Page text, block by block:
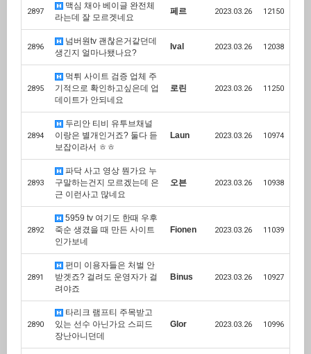
2897
맥심 채아 베이글 완전체
라는데 잘 모르겟네요
페르 2023.03.26 12150
2896
넘버원tv 괜찮은거같던데
생긴지 얼마나됐나요?
Ival 2023.03.26 12038
2895
먹튀 사이트 검증 업체 주
기적으로 확인하고싶은데 업
데이트가 안되네요
로린 2023.03.26 11250
2894
두리안 티비 유투브채널
이랑은 별개인거죠? 둘다 듣
보잡이라서 ㅎㅎ
Laun 2023.03.26 10974
2893
파닥 사고 영상 뭔가요 누
구말하는건지 모르겠는데 은
근 이런사고 많네요
오븐 2023.03.26 10938
2892
5959 tv 여기도 한때 우후
죽순 생겼을 때 만든 사이트
인가보네
Fionen 2023.03.26 11039
2891
펀미 이용자들은 처벌 안
받겟죠? 걸려도 운영자가 걸
려야죠
Binus 2023.03.26 10927
2890
타리크 램프티 주목받고
있는 선수 아닌가요 스피드
장난아니던데
Glor 2023.03.26 10996